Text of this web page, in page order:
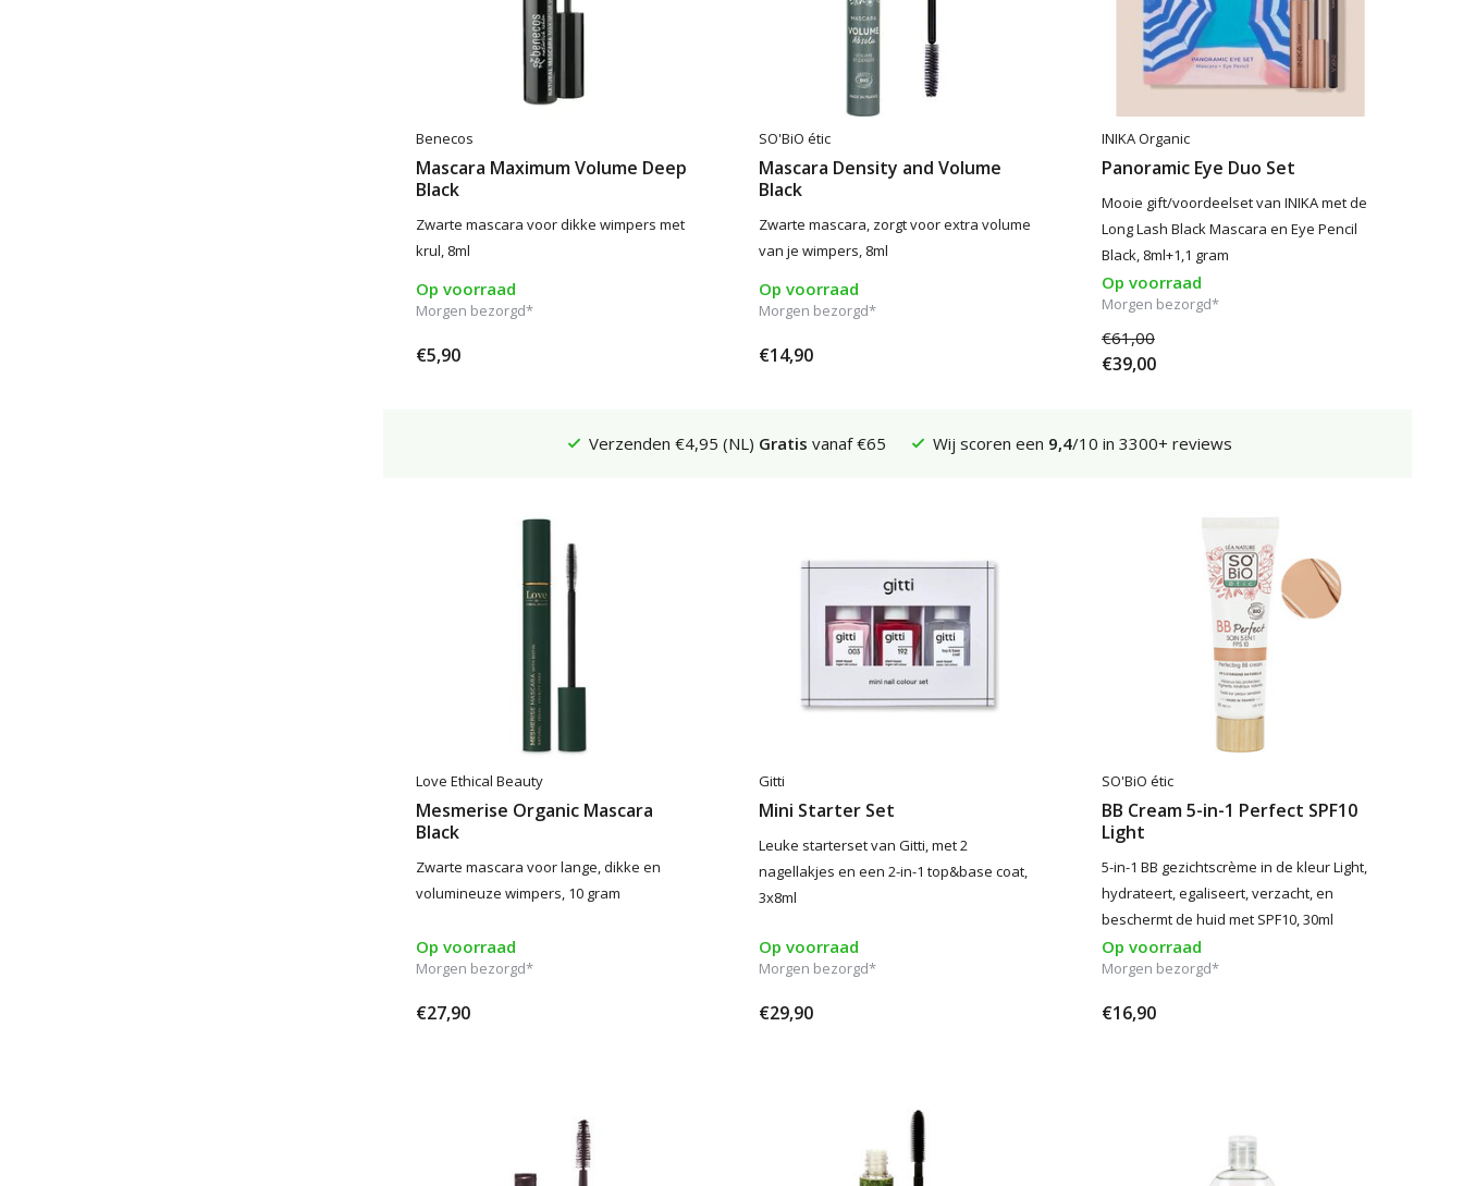
Benecos
Mascara Maximum Volume Deep
Black
Zwarte mascara voor dikke wimpers met
krul, 8ml
Op voorraad
Morgen bezorgd*
€5,90
SO'BiO étic
Mascara Density and Volume
Black
Zwarte mascara, zorgt voor extra volume
van je wimpers, 8ml
Op voorraad
Morgen bezorgd*
€14,90
INIKA Organic
Panoramic Eye Duo Set
Mooie gift/voordeelset van INIKA met de
Long Lash Black Mascara en Eye Pencil
Black, 8ml+1,1 gram
Op voorraad
Morgen bezorgd*
€61,00
€39,00
Verzenden €4,95 (NL) Gratis vanaf €65 Wij scoren een 9,4/10 in 3300+ reviews
Love Ethical Beauty
Mesmerise Organic Mascara
Black
Zwarte mascara voor lange, dikke en
volumineuze wimpers, 10 gram
Op voorraad
Morgen bezorgd*
€27,90
Gitti
Mini Starter Set
Leuke starterset van Gitti, met 2
nagellakjes en een 2-in-1 top&base coat,
3x8ml
Op voorraad
Morgen bezorgd*
€29,90
SO'BiO étic
BB Cream 5-in-1 Perfect SPF10
Light
5-in-1 BB gezichtscrème in de kleur Light,
hydrateert, egaliseert, verzacht, en
beschermt de huid met SPF10, 30ml
Op voorraad
Morgen bezorgd*
€16,90